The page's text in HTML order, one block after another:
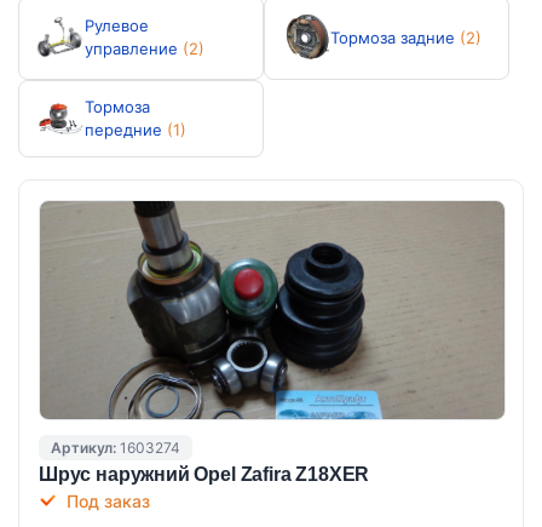
Рулевое
управление (2)
Тормоза задние (2)
Тормоза
передние (1)
Артикул: 1603274
Шрус наружний Opel Zafira Z18XER
Под заказ